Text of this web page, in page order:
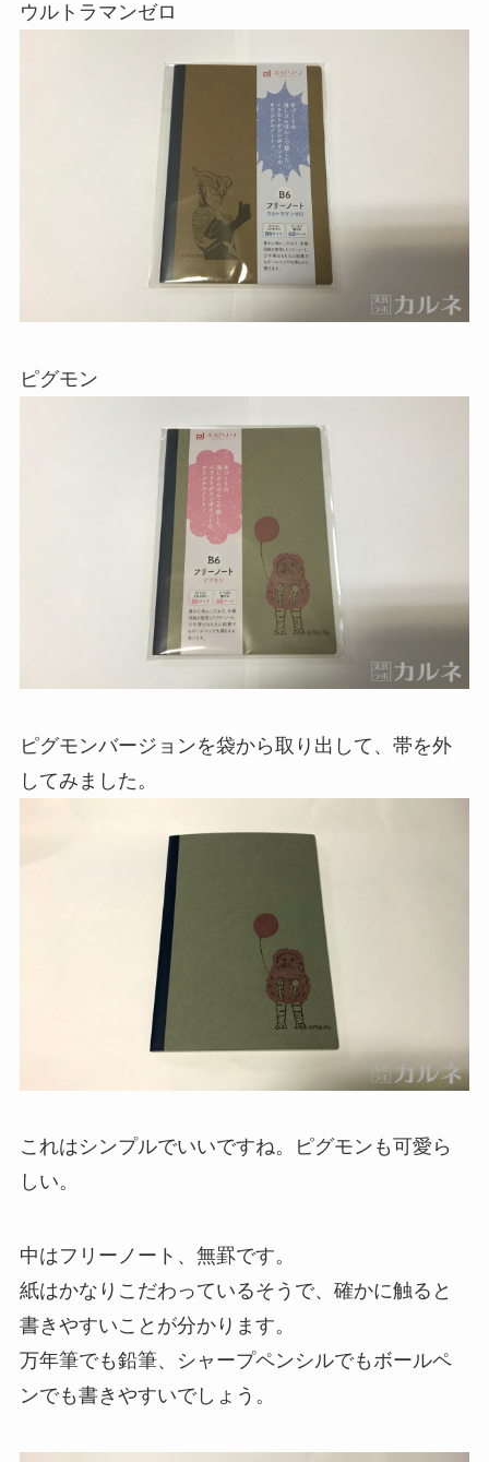
ウルトラマンゼロ
ピグモン
ピグモンバージョンを袋から取り出して、帯を外
してみました。
これはシンプルでいいですね。ピグモンも可愛ら
しい。
中はフリーノート、無罫です。
紙はかなりこだわっているそうで、確かに触ると
書きやすいことが分かります。
万年筆でも鉛筆、シャープペンシルでもボールペ
ンでも書きやすいでしょう。